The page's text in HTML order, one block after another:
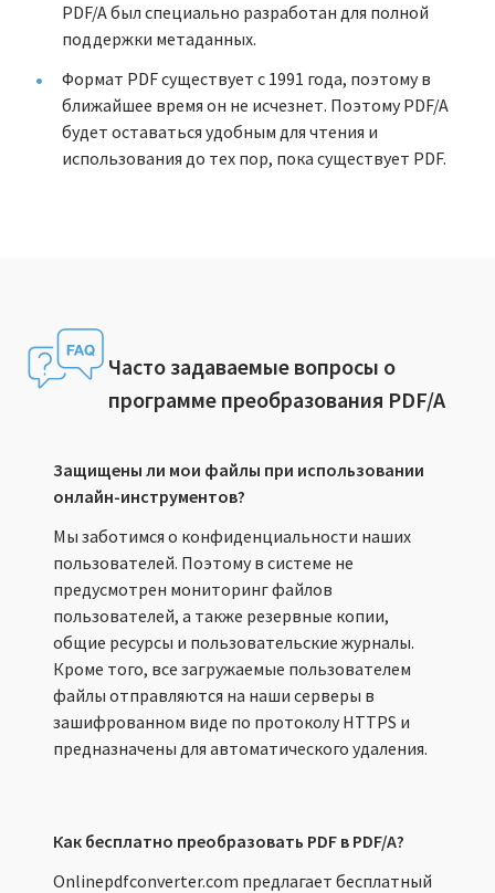
PDF/A был специально разработан для полной
поддержки метаданных.
Формат PDF существует с 1991 года, поэтому в
ближайшее время он не исчезнет. Поэтому PDF/A
будет оставаться удобным для чтения и
использования до тех пор, пока существует PDF.
Часто задаваемые вопросы о
программе преобразования PDF/A
Защищены ли мои файлы при использовании
онлайн-инструментов?
Мы заботимся о конфиденциальности наших
пользователей. Поэтому в системе не
предусмотрен мониторинг файлов
пользователей, а также резервные копии,
общие ресурсы и пользовательские журналы.
Кроме того, все загружаемые пользователем
файлы отправляются на наши серверы в
зашифрованном виде по протоколу HTTPS и
предназначены для автоматического удаления.
Как бесплатно преобразовать PDF в PDF/A?
Onlinepdfconverter.com предлагает бесплатный